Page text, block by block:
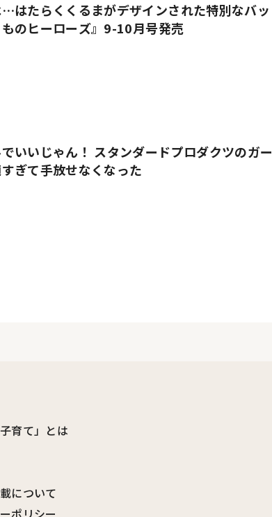
はたらくくるまがデザインされた特別なバッ
のヒーローズ』9-10月号発売
いいじゃん！ スタンダードプロダクツのガー
ぎて手放せなくなった
育て」とは
について